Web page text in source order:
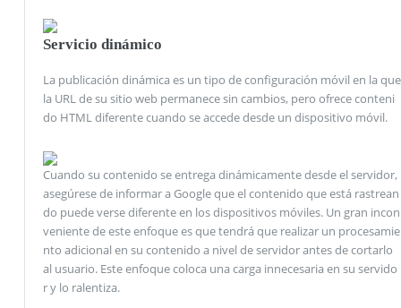
Servicio dinámico
La publicación dinámica es un tipo de configuración móvil en la que
la URL de su sitio web permanece sin cambios, pero ofrece conteni
do HTML diferente cuando se accede desde un dispositivo móvil.
Cuando su contenido se entrega dinámicamente desde el servidor,
asegúrese de informar a Google que el contenido que está rastrean
do puede verse diferente en los dispositivos móviles. Un gran incon
veniente de este enfoque es que tendrá que realizar un procesamie
nto adicional en su contenido a nivel de servidor antes de cortarlo
al usuario. Este enfoque coloca una carga innecesaria en su servido
r y lo ralentiza.